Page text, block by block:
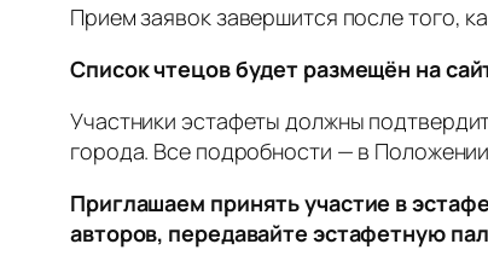
Прием заявок завершится после того,
Список чтецов будет размещён на
Участники эстафеты должны
города. Все подробности — в
Приглашаем принять участие в
авторов, передавайте эстафетную